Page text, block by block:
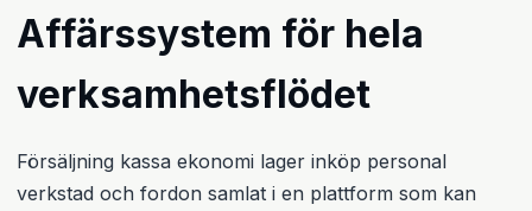
Affärssystem för hela
verksamhetsflödet
Försäljning kassa ekonomi lager inköp personal
verkstad och fordon samlat i en plattform som kan